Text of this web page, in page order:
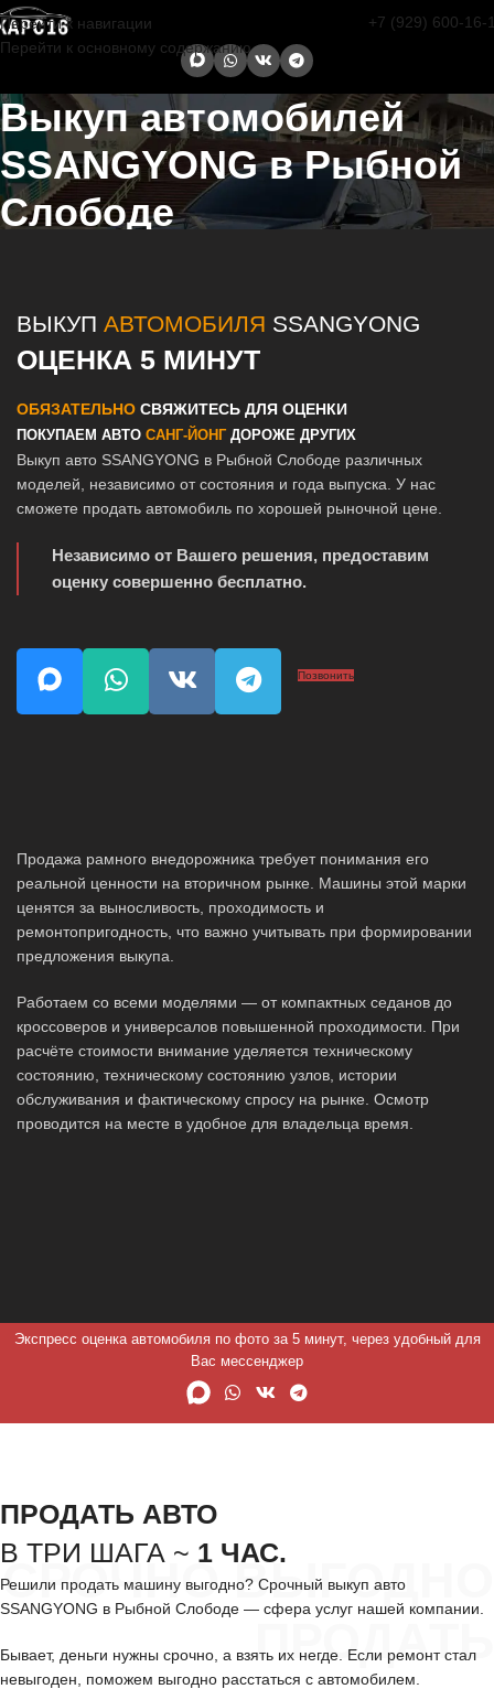
Перейти к навигации
Перейти к основному содержанию
+7 (929) 600-16-
Выкуп автомобилей
SSANGYONG в Рыбной
Слободе
ВЫКУП АВТОМОБИЛЯ SSANGYONG
ОЦЕНКА 5 МИНУТ
ОБЯЗАТЕЛЬНО СВЯЖИТЕСЬ ДЛЯ ОЦЕНКИ
ПОКУПАЕМ АВТО САНГ-ЙОНГ ДОРОЖЕ ДРУГИХ
Выкуп авто SSANGYONG в Рыбной Слободе различных
моделей, независимо от состояния и года выпуска. У нас
сможете продать автомобиль по хорошей рыночной цене.
Независимо от Вашего решения, предоставим
оценку совершенно бесплатно.
Позвонить
Продажа рамного внедорожника требует понимания его
реальной ценности на вторичном рынке. Машины этой марки
ценятся за выносливость, проходимость и
ремонтопригодность, что важно учитывать при формировании
предложения выкупа.
Работаем со всеми моделями — от компактных седанов до
кроссоверов и универсалов повышенной проходимости. При
расчёте стоимости внимание уделяется техническому
состоянию, техническому состоянию узлов, истории
обслуживания и фактическому спросу на рынке. Осмотр
проводится на месте в удобное для владельца время.
Экспресс оценка автомобиля по фото за 5 минут, через удобный для
Вас мессенджер
СРОЧНО ВЫГОДНО
ПРОДАТЬ
ПРОДАТЬ АВТО
В ТРИ ШАГА ~ 1 ЧАС.
Решили продать машину выгодно? Срочный выкуп авто
SSANGYONG в Рыбной Слободе — сфера услуг нашей компании.
Бывает, деньги нужны срочно, а взять их негде. Если ремонт стал
невыгоден, поможем выгодно расстаться с автомобилем.